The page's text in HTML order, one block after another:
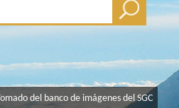
del banco de imágenes del SGC